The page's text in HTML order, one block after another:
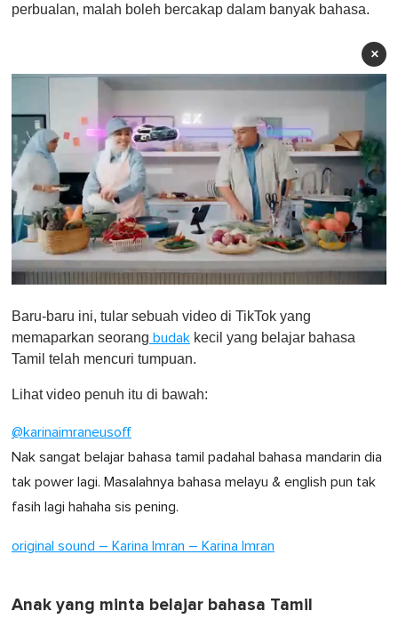
perbualan, malah boleh bercakap dalam banyak bahasa.
×
f
1
u
,
Baru-baru ini, tular sebuah video di TikTok yang
memaparkan seorang budak kecil yang belajar bahasa
Tamil telah mencuri tumpuan.
Lihat video penuh itu di bawah:
@karinaimraneusoff
Nak sangat belajar bahasa tamil padahal bahasa mandarin dia
tak power lagi. Masalahnya bahasa melayu & english pun tak
fasih lagi hahaha sis pening.
original sound – Karina Imran – Karina Imran
Anak yang minta belajar bahasa Tamil